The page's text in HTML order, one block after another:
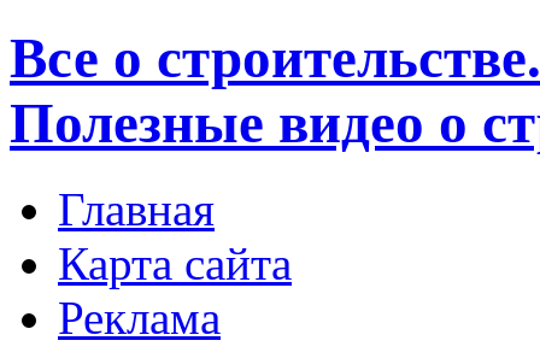
Все о
Полезные видео о
Главная
Карта сайта
Реклама